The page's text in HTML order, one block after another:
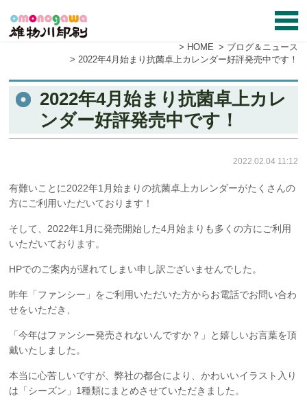
HOME
ブログ＆ニュース
2022年4月始まり抗菌卓上カレンダー好評発売中です！
2022年4月始まり抗菌卓上カレ
ンダー好評発売中です！
2022.02.04 11:12
有難いことに2022年1月始まりの抗菌卓上カレンダーがたくさんの
方にご利用いただいております！
そして、2022年1月に発売開始した4月始まりも多くの方にご利用
いただいております。
HPでのご案内が遅れてしまい申し訳ございませんでした。
昨年「ファンシー」をご利用いただいた方からお電話でお問い合わ
せをいただき、
「今年はファンシー発売されないんですか？」と嬉しいお言葉を頂
戴いたしました。
本当に心苦しいですが、弊社の都合により、かわいいイラスト入り
は「シーズン」1種類にまとめさせていただきました。